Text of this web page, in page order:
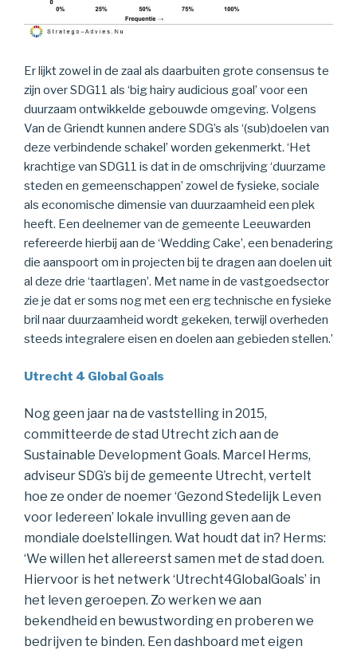
Er lijkt zowel in de zaal als daarbuiten grote consensus te
zijn over SDG11 als ‘big hairy audicious goal’ voor een
duurzaam ontwikkelde gebouwde omgeving. Volgens
Van de Griendt kunnen andere SDG’s als ‘(sub)doelen van
deze verbindende schakel’ worden gekenmerkt. ‘Het
krachtige van SDG11 is dat in de omschrijving ‘duurzame
steden en gemeenschappen’ zowel de fysieke, sociale
als economische dimensie van duurzaamheid een plek
heeft. Een deelnemer van de gemeente Leeuwarden
refereerde hierbij aan de ‘Wedding Cake’, een benadering
die aanspoort om in projecten bij te dragen aan doelen uit
al deze drie ‘taartlagen’. Met name in de vastgoedsector
zie je dat er soms nog met een erg technische en fysieke
bril naar duurzaamheid wordt gekeken, terwijl overheden
steeds integralere eisen en doelen aan gebieden stellen.’
Utrecht 4 Global Goals
Nog geen jaar na de vaststelling in 2015,
committeerde de stad Utrecht zich aan de
Sustainable Development Goals. Marcel Herms,
adviseur SDG’s bij de gemeente Utrecht, vertelt
hoe ze onder de noemer ‘Gezond Stedelijk Leven
voor Iedereen’ lokale invulling geven aan de
mondiale doelstellingen. Wat houdt dat in? Herms:
‘We willen het allereerst samen met de stad doen.
Hiervoor is het netwerk ‘Utrecht4GlobalGoals’ in
het leven geroepen. Zo werken we aan
bekendheid en bewustwording en proberen we
bedrijven te binden. Een dashboard met eigen